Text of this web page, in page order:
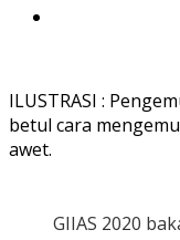
ILUSTRASI :
betul cara
awet.
GIIAS 2020